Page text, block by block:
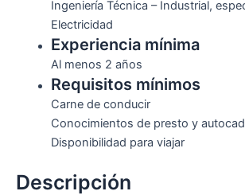
Ingeniería Técnica – Industrial,
Electricidad
Experiencia mínima
Al menos 2 años
Requisitos mínimos
Carne de conducir
Conocimientos de presto y autocad
Disponibilidad para viajar
Descripción